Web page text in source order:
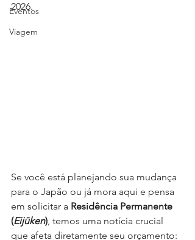
Eventos
Viagem
2026.
Se você está planejando sua mudança
para o Japão ou já mora aqui e pensa
em solicitar a Residência Permanente
(Eijūken) , temos uma notícia crucial
que afeta diretamente seu orçamento: